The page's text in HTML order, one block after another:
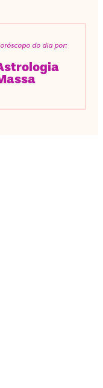
Capricórnio
do dia por: